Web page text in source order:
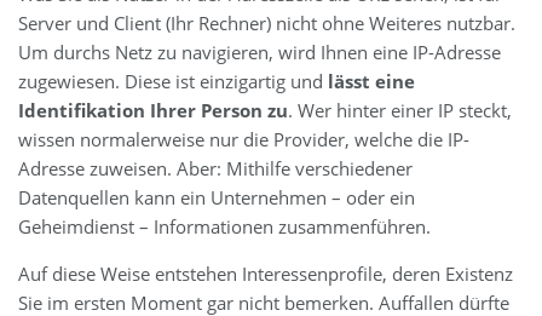
Server und Client (Ihr Rechner) nicht ohne Weiteres nutzbar.
Um durchs Netz zu navigieren, wird Ihnen eine IP-Adresse
zugewiesen. Diese ist einzigartig und lässt eine
Identifikation Ihrer Person zu. Wer hinter einer IP steckt,
wissen normalerweise nur die Provider, welche die IP-
Adresse zuweisen. Aber: Mithilfe verschiedener
Datenquellen kann ein Unternehmen – oder ein
Geheimdienst – Informationen zusammenführen.
Auf diese Weise entstehen Interessenprofile, deren Existenz
Sie im ersten Moment gar nicht bemerken. Auffallen dürfte